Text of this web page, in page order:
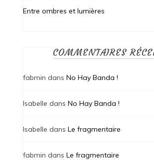
Entre ombres et lumières
COMMENTAIRES
fabmin dans No Hay Banda !
Isabelle dans No Hay Banda !
Isabelle dans Le fragmentaire
fabmin dans Le fragmentaire